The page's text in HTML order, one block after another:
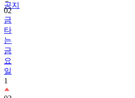
공지
02
금
타
는
금
요
일
1